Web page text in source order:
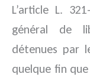
L’article L.
général de
détenues par
quelque fin